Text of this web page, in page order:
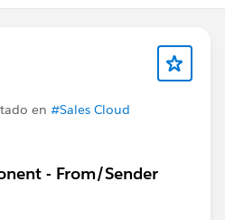
en #Sales Cloud
- From/Sender